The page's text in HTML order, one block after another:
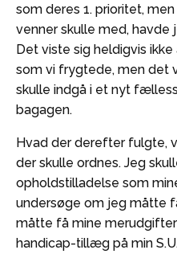
som deres 1. prioritet,
venner skulle med, havde
Det viste sig heldigvis
som vi frygtede, men det
skulle indgå i et nyt
bagagen.
Hvad der derefter fulgte,
der skulle ordnes. Jeg
opholdstilladelse som
undersøge om jeg måtte
måtte få mine
handicap-tillæg på min